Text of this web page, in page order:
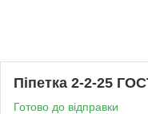
Піпетка 2-2-25
Готово до відправки